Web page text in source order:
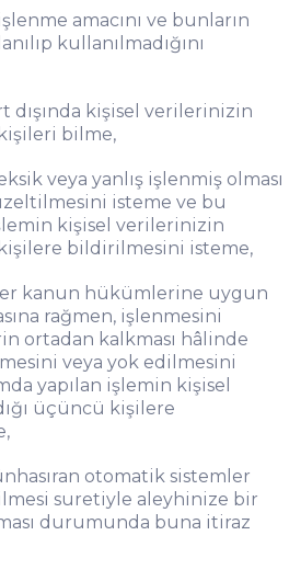
amacını ve bunların
kullanılmadığını
dışında kişisel verilerinizin
bilme,
veya yanlış işlenmiş olması
isteme ve bu
kişisel verilerinizin
bildirilmesini isteme,
kanun hükümlerine uygun
rağmen, işlenmesini
ortadan kalkması hâlinde
veya yok edilmesini
yapılan işlemin kişisel
üçüncü kişilere
otomatik sistemler
suretiyle aleyhinize bir
durumunda buna itiraz